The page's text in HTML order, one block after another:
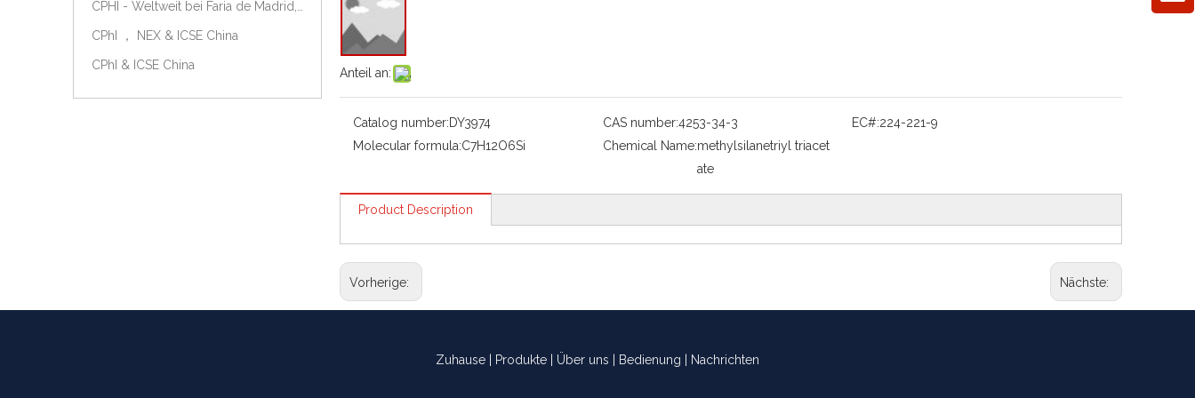
CPhI ， NEX & ICSE China
CPhI & ICSE China
Anteil an:
Catalog number:DY3974 CAS number:4253-34-3 EC#:224-221-9
Molecular formula:C7H12O6Si Chemical Name:methylsilanetriyl triacet
ate
Product Description
Vorherige: Nächste:
Zuhause Produkte Über uns Bedienung Nachrichten